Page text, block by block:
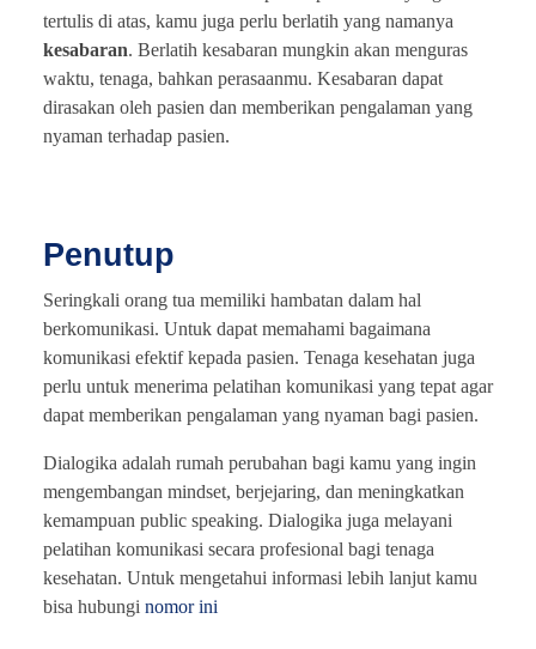
tertulis di atas, kamu juga perlu berlatih yang namanya
kesabaran. Berlatih kesabaran mungkin akan menguras
waktu, tenaga, bahkan perasaanmu. Kesabaran dapat
dirasakan oleh pasien dan memberikan pengalaman yang
nyaman terhadap pasien.
Penutup
Seringkali orang tua memiliki hambatan dalam hal
berkomunikasi. Untuk dapat memahami bagaimana
komunikasi efektif kepada pasien. Tenaga kesehatan juga
perlu untuk menerima pelatihan komunikasi yang tepat agar
dapat memberikan pengalaman yang nyaman bagi pasien.
Dialogika adalah rumah perubahan bagi kamu yang ingin
mengembangan mindset, berjejaring, dan meningkatkan
kemampuan public speaking. Dialogika juga melayani
pelatihan komunikasi secara profesional bagi tenaga
kesehatan. Untuk mengetahui informasi lebih lanjut kamu
bisa hubungi nomor ini